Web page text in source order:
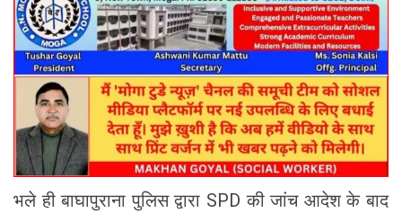
भले ही बाघापुराना पुलिस द्वारा SPD की जांच आदेश के बाद